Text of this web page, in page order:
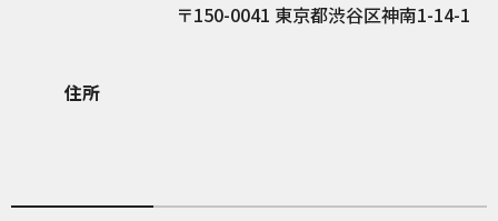
住所
150-0041 東京都渋谷区神南1-14-1